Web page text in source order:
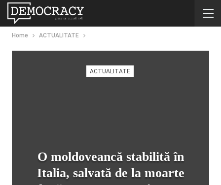
Home ACTUALITATE
ACTUALITATE
O moldoveancă stabilită în
Italia, salvată de la moarte